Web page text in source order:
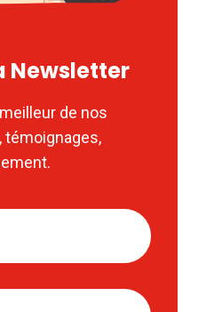
Newsletter
de nos
témoignages,